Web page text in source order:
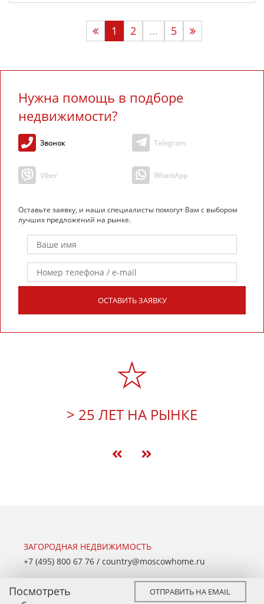
1 2 ... 5
Нужна помощь в подборе
недвижимости?
Звонок Telegram
Viber WhatsApp
Оставьте заявку, и наши специалисты помогут Вам с выбором
лучших предложений на рынке.
ОСТАВИТЬ ЗАЯВКУ
> 25 ЛЕТ НА РЫНКЕ
ЗАГОРОДНАЯ НЕДВИЖИМОСТЬ
+7 (495) 800 67 76 / country@moscowhome.ru
Таунхаус Квартира
Посмотреть
ОТПРАВИТЬ НА EMAIL